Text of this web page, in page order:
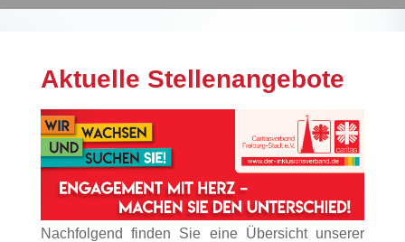
Aktuelle Stellenangebote
Nachfolgend finden Sie eine Übersicht unserer